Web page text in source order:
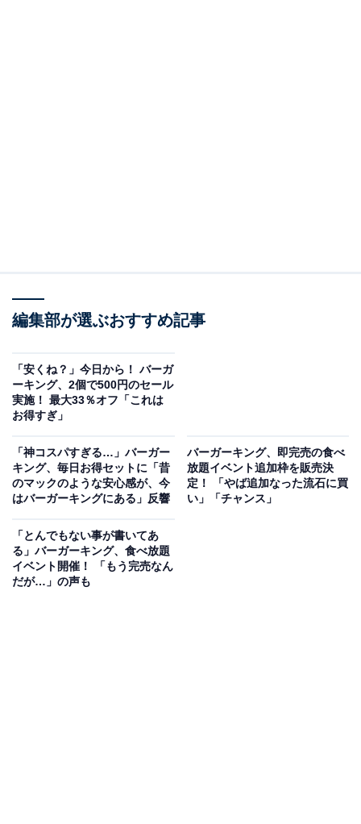
「人気のサイドメニューが2コで500円」
編集部が選ぶおすすめ記事
「安くね？」今日から！ バーガ
ーキング、2個で500円のセール
実施！ 最大33％オフ「これは
お得すぎ」
「神コスパすぎる…」バーガー
キング、毎日お得セットに「昔
のマックのような安心感が、今
はバーガーキングにある」反響
バーガーキング、即完売の食べ
放題イベント追加枠を販売決
定！ 「やば追加なった流石に買
い」「チャンス」
「とんでもない事が書いてあ
る」バーガーキング、食べ放題
イベント開催！ 「もう完売なん
だが…」の声も